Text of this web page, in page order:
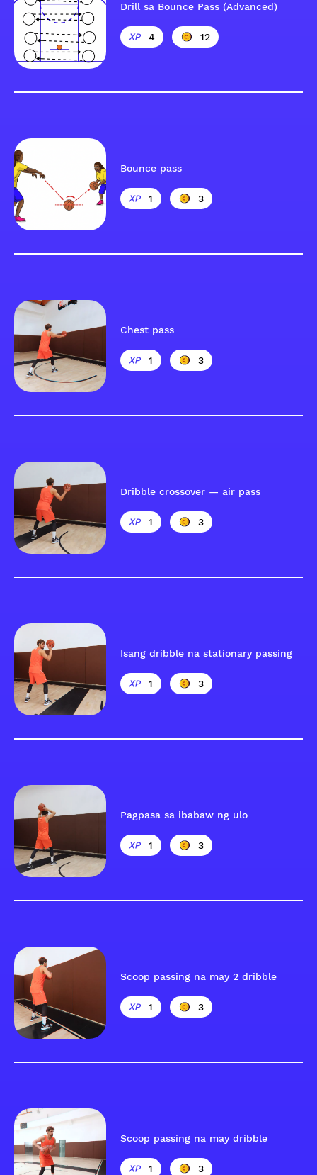
Drill sa Bounce Pass (Advanced)
4 12
Bounce pass
1 3
Chest pass
1 3
Dribble crossover — air pass
1 3
Isang dribble na stationary passing
1 3
Pagpasa sa ibabaw ng ulo
1 3
Scoop passing na may 2 dribble
1 3
Scoop passing na may dribble
1 3